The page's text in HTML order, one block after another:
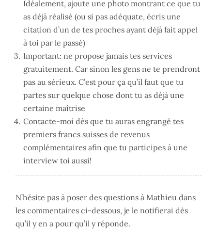
Idéalement, ajoute une photo montrant ce que tu
as déjà réalisé (ou si pas adéquate, écris une
citation d’un de tes proches ayant déjà fait appel
à toi par le passé)
Important: ne propose jamais tes services
gratuitement. Car sinon les gens ne te prendront
pas au sérieux. C’est pour ça qu’il faut que tu
partes sur quelque chose dont tu as déjà une
certaine maîtrise
Contacte-moi dès que tu auras engrangé tes
premiers francs suisses de revenus
complémentaires afin que tu participes à une
interview toi aussi!
N’hésite pas à poser des questions à Mathieu dans
les commentaires ci-dessous, je le notifierai dès
qu’il y en a pour qu’il y réponde.